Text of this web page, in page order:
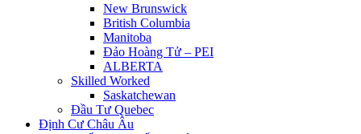
New Brunswick
British Columbia
Manitoba
Đảo Hoàng Tử – PEI
ALBERTA
Skilled Worked
Saskatchewan
Đầu Tư Quebec
Định Cư Châu Âu